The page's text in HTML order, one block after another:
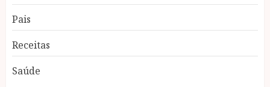
Pais
Receitas
Saúde